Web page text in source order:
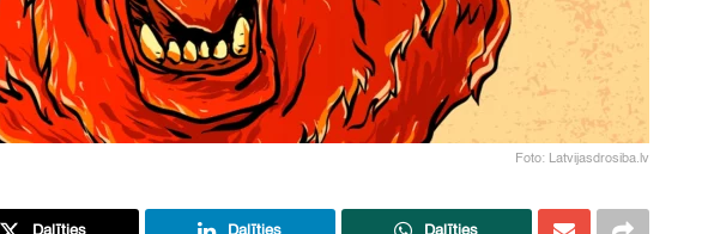
Foto: Latvijasdrosiba.lv